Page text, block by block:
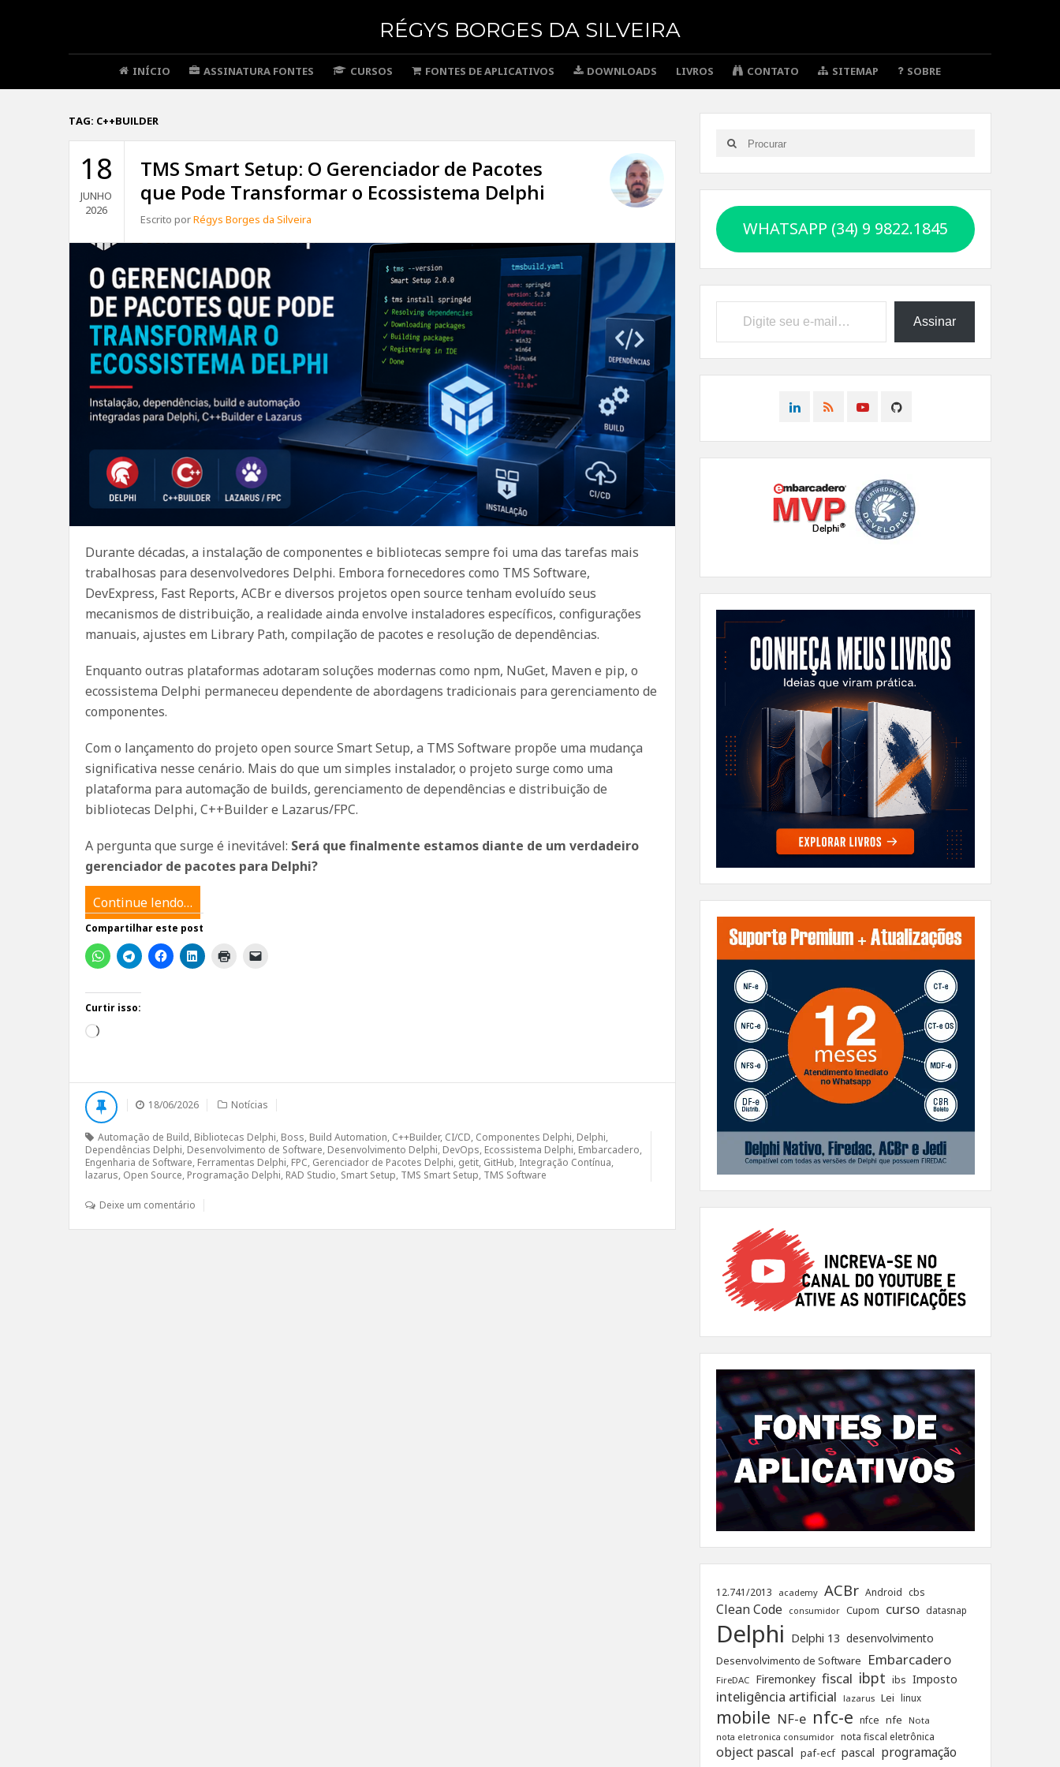
RÉGYS BORGES DA SILVEIRA
INÍCIO ASSINATURA FONTES CURSOS FONTES DE APLICATIVOS DOWNLOADS LIVROS CONTATO SITEMAP SOBRE
TAG: C++BUILDER
18
JUNHO
2026
TMS Smart Setup: O Gerenciador de Pacotes
que Pode Transformar o Ecossistema Delphi
Escrito porRégys Borges da Silveira
Durante décadas, a instalação de componentes e bibliotecas sempre foi uma das tarefas mais
trabalhosas para desenvolvedores Delphi. Embora fornecedores como TMS Software,
DevExpress, Fast Reports, ACBr e diversos projetos open source tenham evoluído seus
mecanismos de distribuição, a realidade ainda envolve instaladores específicos, configurações
manuais, ajustes em Library Path, compilação de pacotes e resolução de dependências.
Enquanto outras plataformas adotaram soluções modernas como npm, NuGet, Maven e pip, o
ecossistema Delphi permaneceu dependente de abordagens tradicionais para gerenciamento de
componentes.
Com o lançamento do projeto open source Smart Setup, a TMS Software propõe uma mudança
significativa nesse cenário. Mais do que um simples instalador, o projeto surge como uma
plataforma para automação de builds, gerenciamento de dependências e distribuição de
bibliotecas Delphi, C++Builder e Lazarus/FPC.
A pergunta que surge é inevitável: Será que finalmente estamos diante de um verdadeiro
gerenciador de pacotes para Delphi?
Continue lendo…
Compartilhar este post
Curtir isso:
Carregando...
18/06/2026 Notícias
Automação de Build, Bibliotecas Delphi, Boss, Build Automation, C++Builder, CI/CD, Componentes Delphi, Delphi,
Dependências Delphi, Desenvolvimento de Software, Desenvolvimento Delphi, DevOps, Ecossistema Delphi, Embarcadero,
Engenharia de Software, Ferramentas Delphi, FPC, Gerenciador de Pacotes Delphi, getit, GitHub, Integração Contínua,
lazarus, Open Source, Programação Delphi, RAD Studio, Smart Setup, TMS Smart Setup, TMS Software
Deixe um comentário
Search
for:
Search
WHATSAPP (34) 9 9822.1845
Digite seu e-mail…
Assinar
CONNECT
LINKEDIN
CONNECT
RSS
CONNECT
YOUTUBEGITHUB
12.741/2013 academy ACBr Android cbs
Clean Code consumidor Cupom curso datasnap
Delphi Delphi 13 desenvolvimento
Desenvolvimento de Software Embarcadero
FireDAC Firemonkey fiscal ibpt ibs Imposto
inteligência artificial lazarus Lei linux
mobile NF-e nfc-e nfce nfe Nota
nota eletronica consumidor nota fiscal eletrônica
object pascal paf-ecf pascal programação